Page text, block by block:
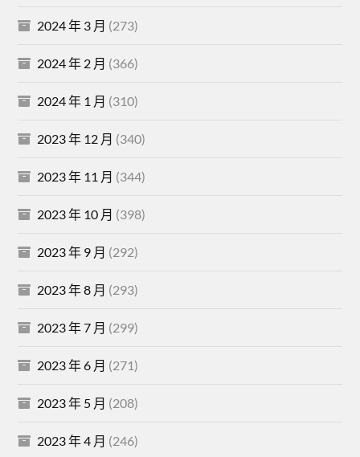
2024 年 3 月 (273)
2024 年 2 月 (366)
2024 年 1 月 (310)
2023 年 12 月 (340)
2023 年 11 月 (344)
2023 年 10 月 (398)
2023 年 9 月 (292)
2023 年 8 月 (293)
2023 年 7 月 (299)
2023 年 6 月 (271)
2023 年 5 月 (208)
2023 年 4 月 (246)